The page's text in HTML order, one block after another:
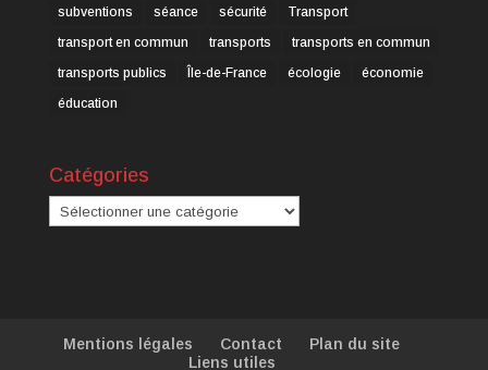
subventions
séance sécurité
Transport
transport en commun
transports
transports en commun
transports publics
Île-de-France écologie
économie
éducation
Catégories
Catégories
Mentions légales Contact
Plan du site
Liens utiles